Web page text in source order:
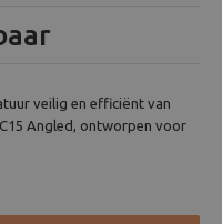
veilig en efficiënt van
Angled, ontworpen voor